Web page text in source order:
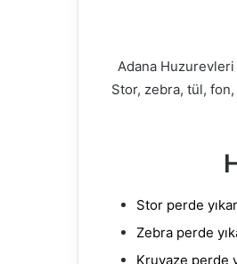
Adana Huzurevleri
Stor, zebra, tül,
Stor perde
Zebra perde
Kruvaze perde